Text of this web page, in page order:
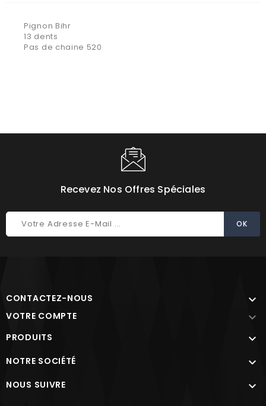
Pignon Bihr
13 dents
Pas de chaine 520
Recevez Nos Offres Spéciales
CONTACTEZ-NOUS 
VOTRE COMPTE 
PRODUITS 
NOTRE SOCIÉTÉ 
NOUS SUIVRE 